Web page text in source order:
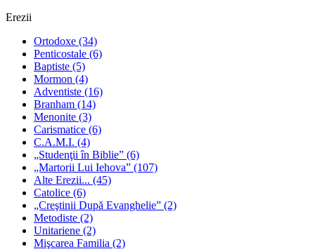
Erezii
Ortodoxe (34)
Penticostale (6)
Baptiste (5)
Mormon (4)
Adventiste (16)
Branham (14)
Menonite (3)
Carismatice (6)
C.A.M.I. (4)
„Studenţii în Biblie” (6)
„Martorii Lui Iehova” (107)
Alte Erezii... (45)
Catolice (6)
„Creştinii După Evanghelie” (2)
Metodiste (2)
Unitariene (2)
Mişcarea Familia (2)